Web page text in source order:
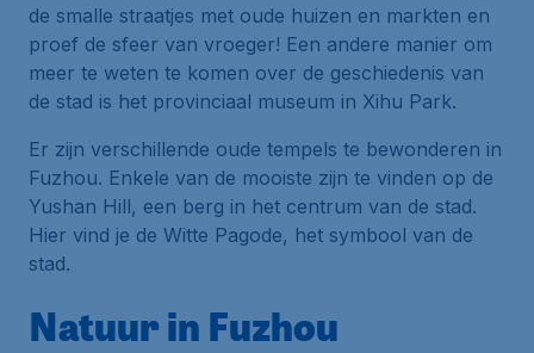
de smalle straatjes met oude huizen en markten en
proef de sfeer van vroeger! Een andere manier om
meer te weten te komen over de geschiedenis van
de stad is het provinciaal museum in Xihu Park.
Er zijn verschillende oude tempels te bewonderen in
Fuzhou. Enkele van de mooiste zijn te vinden op de
Yushan Hill, een berg in het centrum van de stad.
Hier vind je de Witte Pagode, het symbool van de
stad.
Natuur in Fuzhou